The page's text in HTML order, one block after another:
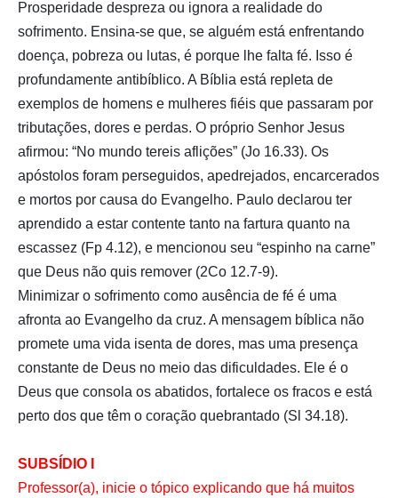
Prosperidade despreza ou ignora a realidade do
sofrimento. Ensina-se que, se alguém está enfrentando
doença, pobreza ou lutas, é porque lhe falta fé. Isso é
profundamente antibíblico. A Bíblia está repleta de
exemplos de homens e mulheres fiéis que passaram por
tributações, dores e perdas. O próprio Senhor Jesus
afirmou: “No mundo tereis aflições” (Jo 16.33). Os
apóstolos foram perseguidos, apedrejados, encarcerados
e mortos por causa do Evangelho. Paulo declarou ter
aprendido a estar contente tanto na fartura quanto na
escassez (Fp 4.12), e mencionou seu “espinho na carne”
que Deus não quis remover (2Co 12.7-9).
Minimizar o sofrimento como ausência de fé é uma
afronta ao Evangelho da cruz. A mensagem bíblica não
promete uma vida isenta de dores, mas uma presença
constante de Deus no meio das dificuldades. Ele é o
Deus que consola os abatidos, fortalece os fracos e está
perto dos que têm o coração quebrantado (Sl 34.18).
SUBSÍDIO I
Professor(a), inicie o tópico explicando que há muitos